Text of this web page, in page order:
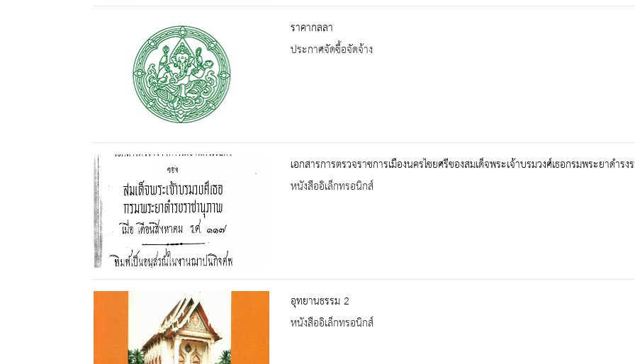
ราคากลลา
ประกาศจัดซื้อจัดจ้าง
เอกสารการตรวจราชการเมืองนครไชยศรีของสมเด็จพระเจ้าบรมวงศ์เธอกรมพระยาดำร
หนังสืออิเล็กทรอนิกส์
อุทยานธรรม 2
หนังสืออิเล็กทรอนิกส์